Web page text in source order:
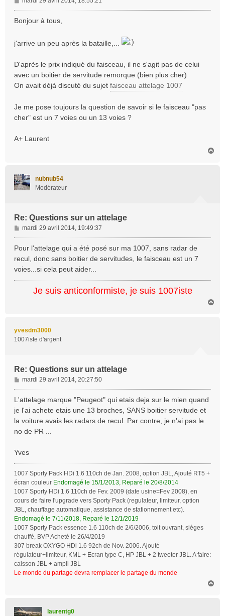
e
s
g
Bonjour à tous,
j'arrive un peu après la bataille,...
D'après le prix indiqué du faisceau, il ne s'agit pas de celui
avec un boitier de servitude remorque (bien plus cher)
On avait déjà discuté du sujet faisceau attelage 1007
Je me pose toujours la question de savoir si le faisceau "pas
cher" est un 7 voies ou un 13 voies ?
A+ Laurent
nubnub54
Modérateur
Re: Questions sur un attelage
M
e
s
g
e
mardi 29 avril 2014, 19:49:37
Pour l'attelage qui a été posé sur ma 1007, sans radar de
recul, donc sans boitier de servitudes, le faisceau est un 7
voies...si cela peut aider...
Je suis anticonformiste, je suis 1007iste
yvesdm3000
1007iste d'argent
Re: Questions sur un attelage
M
e
s
s
g
e
mardi 29 avril 2014, 20:27:50
L'attelage marque "Peugeot" qui etais deja sur le mien quand
je l'ai achete etais une 13 broches, SANS boitier servitude et
la voiture avais les radars de recul. Par contre, je n'ai pas le
no de PR ...
Yves
1007 Sporty Pack HDi 1.6 110ch de Jan. 2008, option JBL, Ajouté RT5 +
écran couleur Endomagé le 15/1/2013, Reparé le 20/8/2014
1007 Sporty HDi 1.6 110ch de Fev. 2009 (date usine=Fev 2008), en
cours de faire l'upgrade vers Sporty Pack (regulateur, limiteur, option
JBL, chauffage automatique, assistance de stationnement etc).
Endomagé le 7/11/2018, Reparé le 12/1/2019
1007 Sporty Pack essence 1.6 110ch de 2/6/2006, toit ouvrant, sièges
chauffé, BVP Acheté le 26/4/2019
307 break OXYGO HDi 1.6 92ch de Nov. 2006. Ajouté
régulateur+limiteur, KML + Ecran type C, HP JBL + 2 tweeter JBL. A faire:
caisson JBL + ampli JBL
Le monde du partage devra remplacer le partage du monde
laurentg0